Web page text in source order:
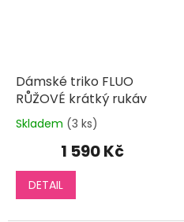
Dámské triko FLUO
RŮŽOVÉ krátký rukáv
Průměrné
produktu
je
5,0
z
Skladem (3 ks)
1 590 Kč
DETAIL